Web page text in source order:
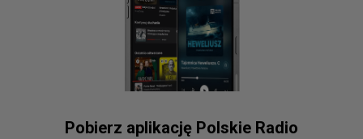
Pobierz aplikację Polskie Radio